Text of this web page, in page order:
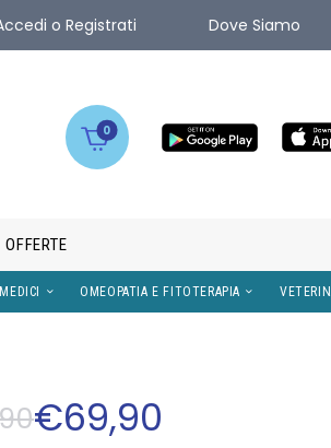
o Registrati Dove Siamo
0
OFFERTE
€69,90